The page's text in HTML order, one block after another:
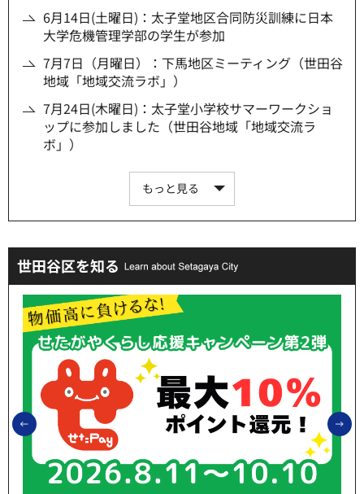
6月14日(土曜日)：太子堂地区合同防災訓練に日本
大学危機管理学部の学生が参加
7月7日（月曜日）：下馬地区ミーティング（世田谷
地域「地域交流ラボ」）
7月24日(木曜日)：太子堂小学校サマーワークショ
ップに参加しました（世田谷地域「地域交流ラ
ボ」）
もっと見る
世田谷区を知る
前のスライドを表示